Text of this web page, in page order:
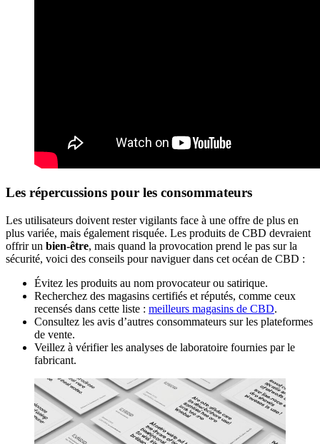
Les répercussions pour les consommateurs
Les utilisateurs doivent rester vigilants face à une offre de plus en
plus variée, mais également risquée. Les produits de CBD devraient
offrir un bien-être, mais quand la provocation prend le pas sur la
sécurité, voici des conseils pour naviguer dans cet océan de CBD :
Évitez les produits au nom provocateur ou satirique.
Recherchez des magasins certifiés et réputés, comme ceux
recensés dans cette liste : meilleurs magasins de CBD.
Consultez les avis d’autres consommateurs sur les plateformes
de vente.
Veillez à vérifier les analyses de laboratoire fournies par le
fabricant.